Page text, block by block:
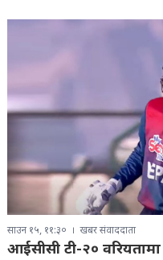
साउन १५, ११:३० खबर संवाददाता
आईसीसी टी-२०